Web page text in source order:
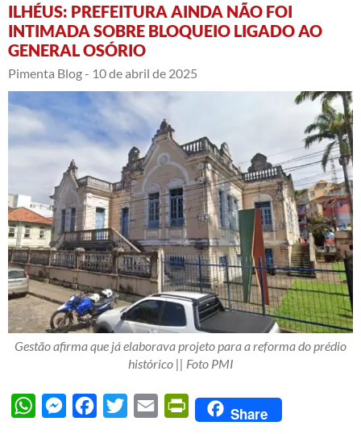
ILHÉUS: PREFEITURA AINDA NÃO FOI
INTIMADA SOBRE BLOQUEIO LIGADO AO
GENERAL OSÓRIO
Pimenta Blog - 10 de abril de 2025
Gestão afirma que já elaborava projeto para a reforma do prédio
histórico || Foto PMI
WhatsAppMessengerFacebook
Twitter Email PrintFriendly
Share